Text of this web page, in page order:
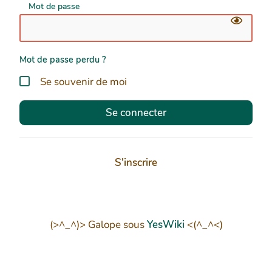
Mot de passe
Mot de passe perdu ?
Se souvenir de moi
Se connecter
S'inscrire
(>^_^)> Galope sousYesWiki <(^_^<)